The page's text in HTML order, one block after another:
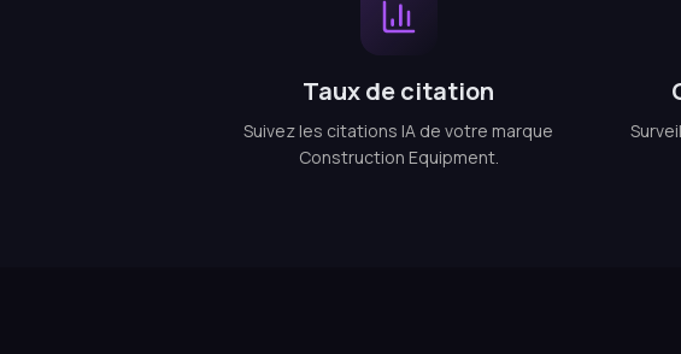
Taux de citation
Suivez les citations IA de votre marque
Construction Equipment.